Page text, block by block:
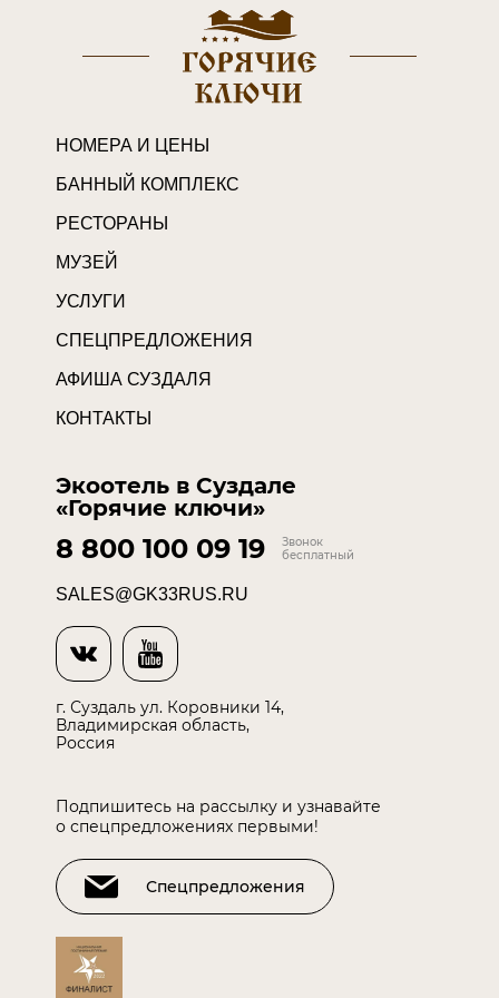
НОМЕРА И ЦЕНЫ
БАННЫЙ КОМПЛЕКС
РЕСТОРАНЫ
МУЗЕЙ
УСЛУГИ
СПЕЦПРЕДЛОЖЕНИЯ
АФИША СУЗДАЛЯ
КОНТАКТЫ
Экоотель в Суздале
«Горячие ключи»
8 800 100 09 19
Звонок
бесплатный
SALES@GK33RUS.RU
г. Суздаль ул. Коровники 14,
Владимирская область,
Россия
Подпишитесь на рассылку и узнавайте
о спецпредложениях первыми!
Спецпредложения